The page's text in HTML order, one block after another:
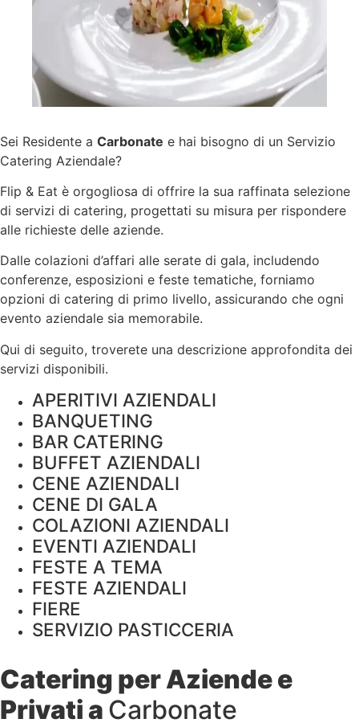
Sei Residente a Carbonate e hai bisogno di un Servizio
Catering Aziendale?
Flip & Eat è orgogliosa di offrire la sua raffinata selezione
di servizi di catering, progettati su misura per rispondere
alle richieste delle aziende.
Dalle colazioni d’affari alle serate di gala, includendo
conferenze, esposizioni e feste tematiche, forniamo
opzioni di catering di primo livello, assicurando che ogni
evento aziendale sia memorabile.
Qui di seguito, troverete una descrizione approfondita dei
servizi disponibili.
APERITIVI AZIENDALI
BANQUETING
BAR CATERING
BUFFET AZIENDALI
CENE AZIENDALI
CENE DI GALA
COLAZIONI AZIENDALI
EVENTI AZIENDALI
FESTE A TEMA
FESTE AZIENDALI
FIERE
SERVIZIO PASTICCERIA
Catering per Aziende e
Privati a Carbonate